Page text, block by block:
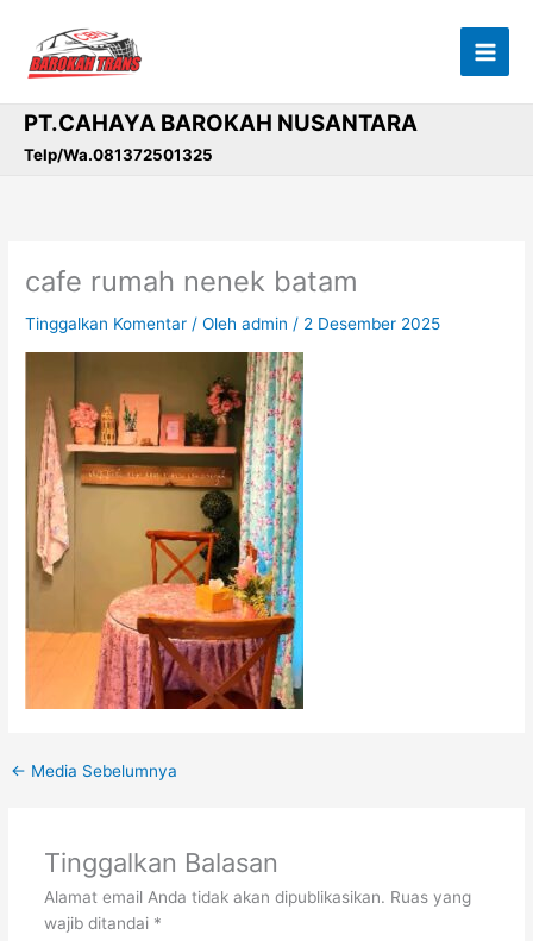
konten
PT.CAHAYA BAROKAH NUSANTARA
Telp/Wa.081372501325
cafe rumah nenek batam
Tinggalkan Komentar / Olehadmin / 2 Desember 2025
← Media Sebelumnya
Tinggalkan Balasan
Alamat email Anda tidak akan dipublikasikan. Ruas yang
wajib ditandai *